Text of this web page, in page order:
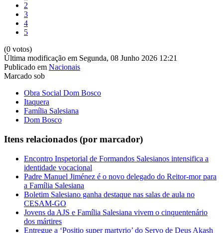
2
3
4
5
(0 votos)
Última modificação em Segunda, 08 Junho 2026 12:21
Publicado em Nacionais
Marcado sob
Obra Social Dom Bosco
Itaquera
Família Salesiana
Dom Bosco
Itens relacionados (por marcador)
Encontro Inspetorial de Formandos Salesianos intensifica a
identidade vocacional
Padre Manuel Jiménez é o novo delegado do Reitor-mor para
a Família Salesiana
Boletim Salesiano ganha destaque nas salas de aula no
CESAM-GO
Jovens da AJS e Família Salesiana vivem o cinquentenário
dos mártires
Entregue a ‘Positio super martyrio’ do Servo de Deus Akash